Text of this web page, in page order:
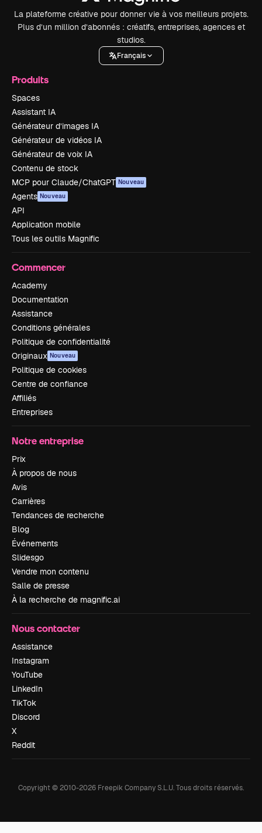
La plateforme créative pour donner vie à vos meilleurs projets.
Plus d’un million d’abonnés : créatifs, entreprises, agences et
studios.
Français
Produits
Spaces
Assistant IA
Générateur d’images IA
Générateur de vidéos IA
Générateur de voix IA
Contenu de stock
MCP pour Claude/ChatGPT Nouveau
Agents Nouveau
API
Application mobile
Tous les outils Magnific
Commencer
Academy
Documentation
Assistance
Conditions générales
Politique de confidentialité
Originaux Nouveau
Politique de cookies
Centre de confiance
Affiliés
Entreprises
Notre entreprise
Prix
À propos de nous
Avis
Carrières
Tendances de recherche
Blog
Événements
Slidesgo
Vendre mon contenu
Salle de presse
À la recherche de magnific.ai
Nous contacter
Assistance
Instagram
YouTube
LinkedIn
TikTok
Discord
X
Reddit
Copyright © 2010-2026 Freepik Company S.L.U.Tous droits réservés.